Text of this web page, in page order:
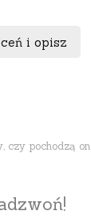
i opisz
pochodzą